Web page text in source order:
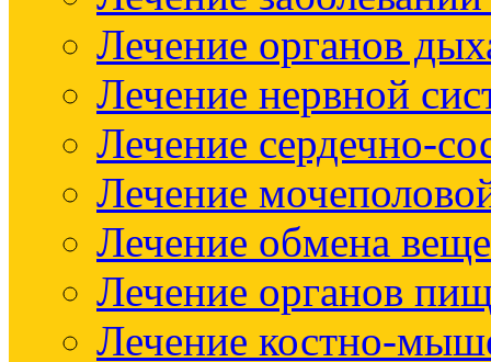
Лечение органов
Лечение нервной
Лечение сердечно-
Лечение
Лечение обмена
Лечение органов
Лечение костно-